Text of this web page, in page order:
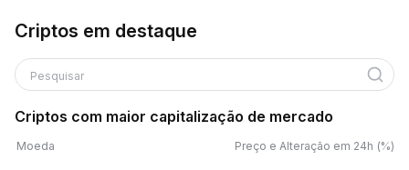
Criptos em destaque
Pesquisar
Criptos com maior capitalização de mercado
Moeda Preço e Alteração em 24h (%)